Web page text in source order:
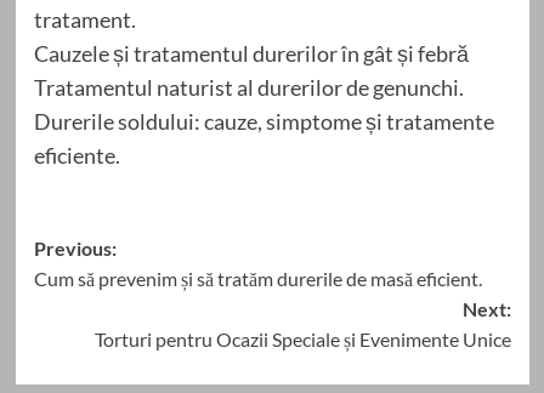
tratament.
Cauzele și tratamentul durerilor în gât și febră
Tratamentul naturist al durerilor de genunchi.
Durerile soldului: cauze, simptome și tratamente
eficiente.
Post
navigation
Previous:
Cum să prevenim și să tratăm durerile de masă eficient.
Next:
Torturi pentru Ocazii Speciale și Evenimente Unice